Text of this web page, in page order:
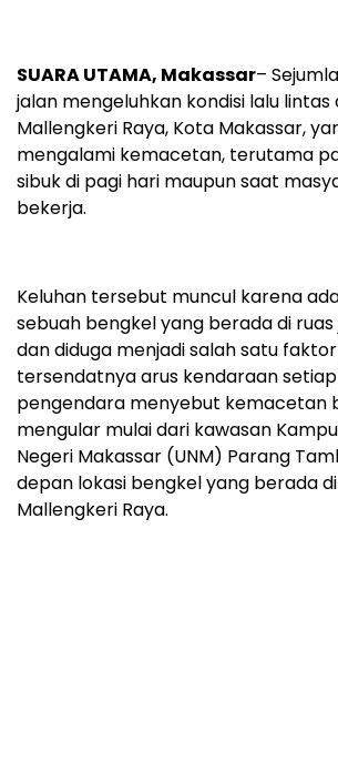
SUARA UTAMA, Makassar–
jalan mengeluhkan kondisi lalu lintas
Mallengkeri Raya, Kota Makassar,
mengalami kemacetan, terutama
sibuk di pagi hari maupun saat
bekerja.
Keluhan tersebut muncul karena
sebuah bengkel yang berada di
dan diduga menjadi salah satu
tersendatnya arus kendaraan
pengendara menyebut kemacetan
mengular mulai dari kawasan
Negeri Makassar (UNM) Parang
depan lokasi bengkel yang berada
Mallengkeri Raya.